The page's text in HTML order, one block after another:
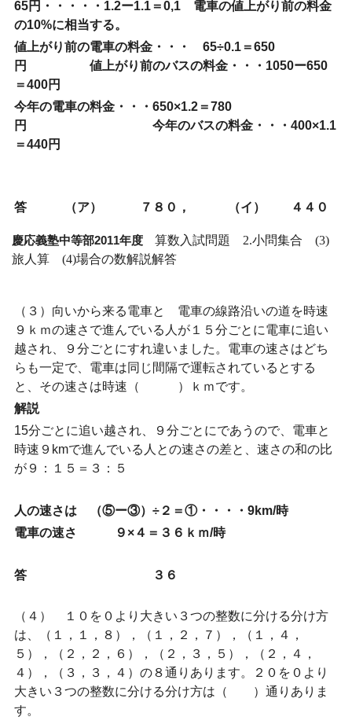
65円・・・・・1.2ー1.1＝0,1 電車の値上がり前の料金
の10%に相当する。
値上がり前の電車の料金・・・ 65÷0.1＝650
円 値上がり前のバスの料金・・・1050ー650
＝400円
今年の電車の料金・・・650×1.2＝780
円 今年のバスの料金・・・400×1.1
＝440円
答 （ア） ７８０， （イ） ４４０
慶応義塾中等部2011年度 算数入試問題 2.小問集合 (3)
旅人算 (4)場合の数解説解答
（３）向いから来る電車と 電車の線路沿いの道を時速
９ｋｍの速さで進んでいる人が１５分ごとに電車に追い
越され、９分ごとにすれ違いました。電車の速さはどち
らも一定で、電車は同じ間隔で運転されているとする
と、その速さは時速（ ）ｋｍです。
解説
15分ごとに追い越され、９分ごとにであうので、電車と
時速９kmで進んでいる人との速さの差と、速さの和の比
が９：１５＝３：５
人の速さは （⑤ー③）÷２＝①・・・・9km/時
電車の速さ ９×４＝３６ｋｍ/時
答 ３６
（４） １０を０より大きい３つの整数に分ける分け方
は、（１，１，８），（１，２，７），（１，４，
５），（２，２，６），（２，３，５），（２，４，
４），（３，３，４）の８通りあります。２０を０より
大きい３つの整数に分ける分け方は（ ）通りありま
す。